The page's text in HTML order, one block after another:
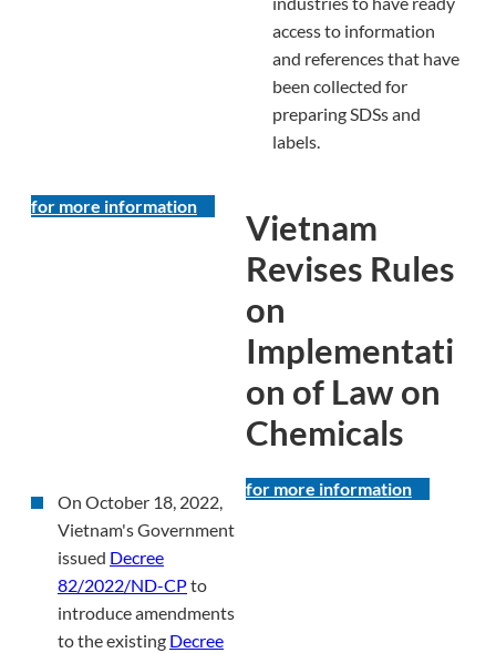
access to information
and references that have
been collected for
preparing SDSs and
labels.
for more information
Vietnam
Revises Rules
on
Implementati
on of Law on
Chemicals
On October 18, 2022,
Vietnam's Government
issued Decree
82/2022/ND-CPto
introduce amendments
to the existing Decree
for more information